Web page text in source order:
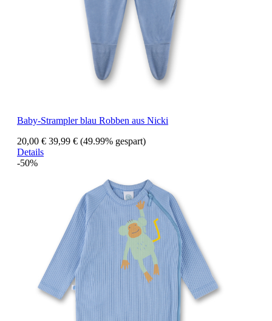
Baby-Strampler blau Robben aus Nicki
20,00 € 39,99 € (49.99% gespart)
Details
-50%